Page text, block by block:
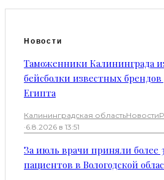
Новости
Таможенники Калининграда
бейсболки известных брендов
Египта
Калининградская областьНовости
·6.8.2026 в 13:51
За июль врачи приняли более
пациентов в Вологодской